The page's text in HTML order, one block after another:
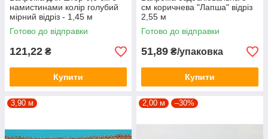
намистинами колір голубий
мірний відріз - 1,45 м
Готово до відправки
121,22 ₴
Купити
см коричнева "Лапша" відріз
2,55 м
Готово до відправки
51,89 ₴/упаковка
Купити
3,90 м 2,00 м –30%